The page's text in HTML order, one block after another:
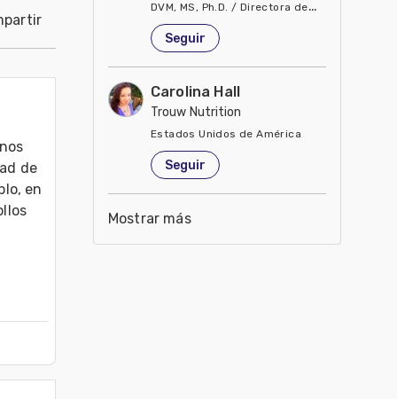
de
en
DVM, MS, Ph.D. / Directora de Nutrición
Estados Unidos de América
Seguir
Carolina Hall
Trouw Nutrition
Estados Unidos de América
Seguir
Mostrar más